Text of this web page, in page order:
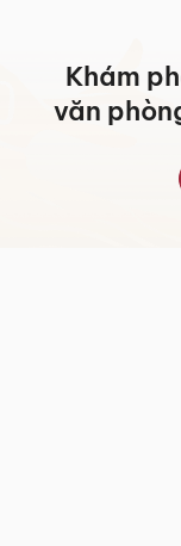
Khám
văn